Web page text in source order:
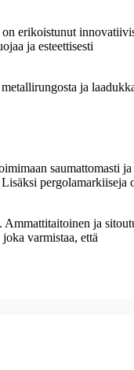
erikoistunut
ja esteettisesti
ja
saumattomasti ja
pergolamarkiiseja
Ammattitaitoinen ja
varmistaa, että